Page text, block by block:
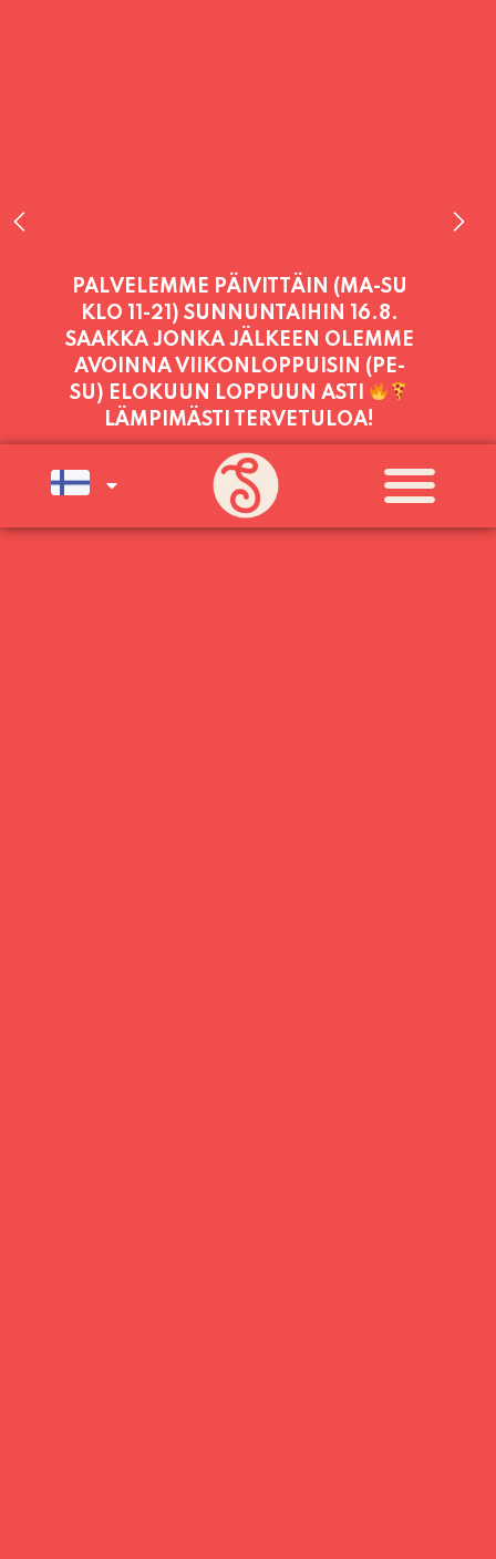
PALVELEMME PÄIVITTÄIN (MA-SU
KLO 11-21) SUNNUNTAIHIN 16.8.
SAAKKA JONKA JÄLKEEN OLEMME
AVOINNA VIIKONLOPPUISIN (PE-
SU) ELOKUUN LOPPUUN ASTI
LÄMPIMÄSTI TERVETULOA!
PALVELEMME TÄNÄÄN:
LAUANTAI11:00 - 21:00